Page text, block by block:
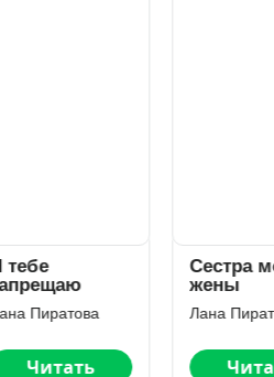
Читать
Сестра моей
жены
Лана Пиратова
Читать